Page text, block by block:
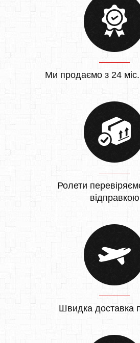
Ми продаємо з 24 міс.
Ролети
відправкою
Швидка доставка